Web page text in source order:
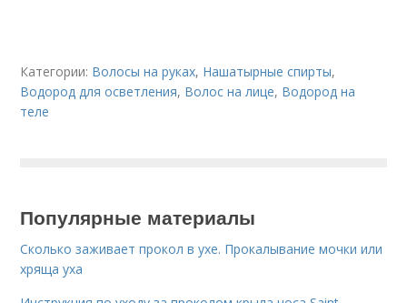
Категории: Волосы на руках, Нашатырные спирты,
Водород для осветления, Волос на лице, Водород на
теле
Популярные материалы
Сколько заживает прокол в ухе. Прокалывание мочки или
хряща уха